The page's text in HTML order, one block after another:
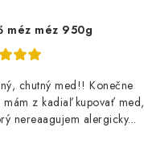
méz méz 950g
chutný med!! Konečne
mám z kadiaľ kupovať med,
nereaagujem alergicky...